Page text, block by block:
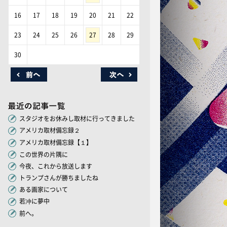
16 17 18 19 20 21 22
23 24 25 26 27 28 29
30
スタジオをお休みし取材に行ってきました
アメリカ取材備忘録２
アメリカ取材備忘録【１】
この世界の片隅に
今夜、これから放送します
トランプさんが勝ちましたね
ある画家について
若冲に夢中
前へ。